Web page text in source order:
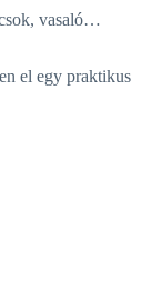
vasaló…
el egy praktikus